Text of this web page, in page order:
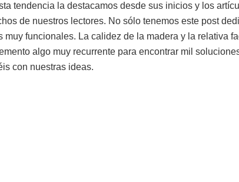
tendencia la destacamos desde sus inicios y los
de nuestros lectores. No sólo tenemos este post
muy funcionales. La calidez de la madera y la relativa
algo muy recurrente para encontrar mil
con nuestras ideas.